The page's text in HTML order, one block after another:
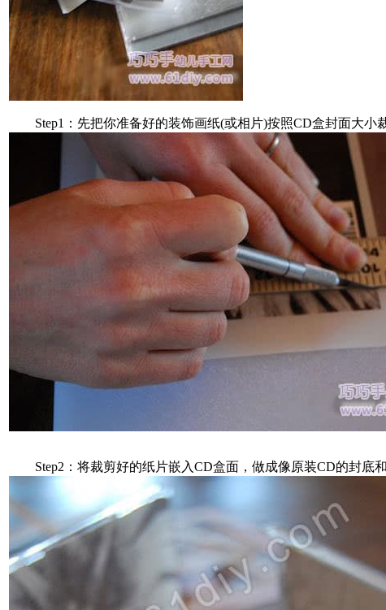
Step1：先把你准备好的装饰画纸(或相片)按照CD盒封面大小裁
Step2：将裁剪好的纸片嵌入CD盒面，做成像原装CD的封底